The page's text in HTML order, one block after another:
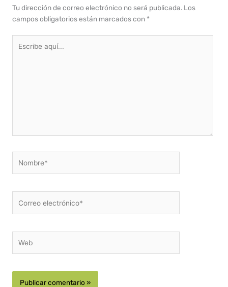
Tu dirección de correo electrónico no será publicada. Los
campos obligatorios están marcados con *
aquí...
electrónico*